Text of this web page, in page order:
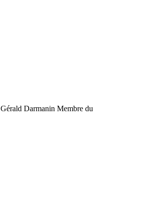
Gérald Darmanin Membre du